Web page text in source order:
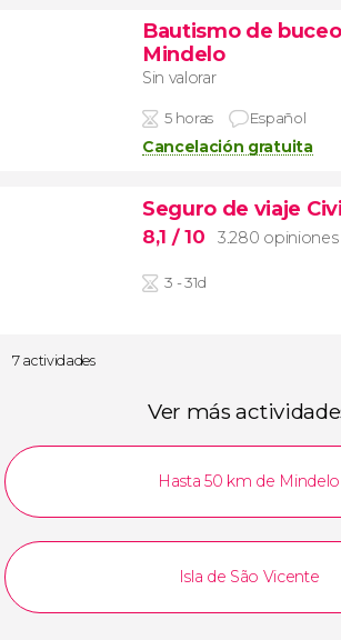
Bautismo de
Mindelo
Sin valorar
5 horas Español
Cancelación gratuita
Seguro de viaje
8,1 / 10 3.280 opiniones
3 - 31d
7 actividades
Ver más
Hasta 50 km de Mindelo
Isla de São Vicente